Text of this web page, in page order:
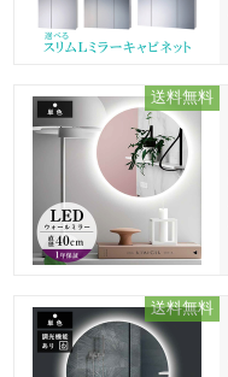
送料無料
送料無料